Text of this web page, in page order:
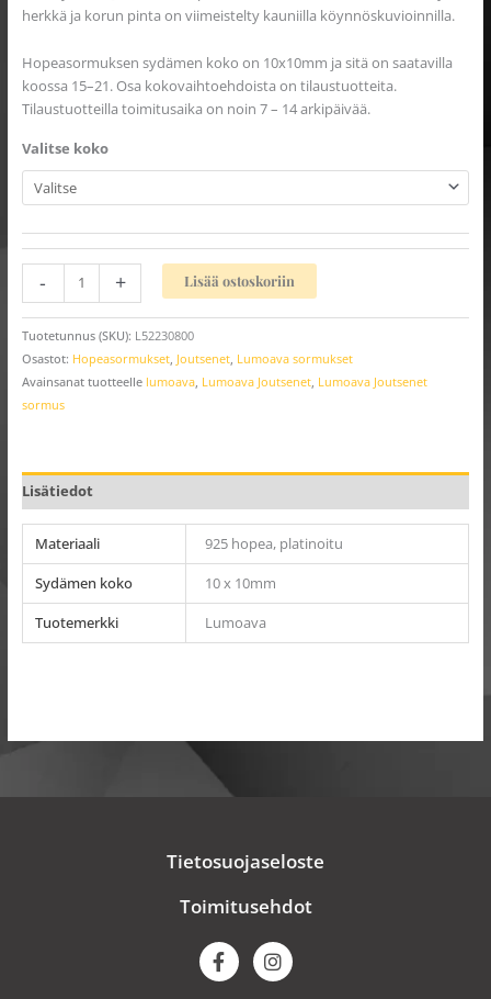
herkkä ja korun pinta on viimeistelty kauniilla köynnöskuvioinnilla.
Hopeasormuksen sydämen koko on 10x10mm ja sitä on saatavilla
koossa 15–21. Osa kokovaihtoehdoista on tilaustuotteita.
Tilaustuotteilla toimitusaika on noin 7 – 14 arkipäivää.
Valitse koko
- + Lisää ostoskoriin
Tuotetunnus (SKU): L52230800
Osastot: Hopeasormukset, Joutsenet, Lumoava sormukset
Avainsanat tuotteelle lumoava, Lumoava Joutsenet, Lumoava Joutsenet
sormus
Lisätiedot
Materiaali
925 hopea, platinoitu
Sydämen koko
10 x 10mm
Tuotemerkki
Lumoava
Tietosuojaseloste
Toimitusehdot
F
a
c
I
n
s